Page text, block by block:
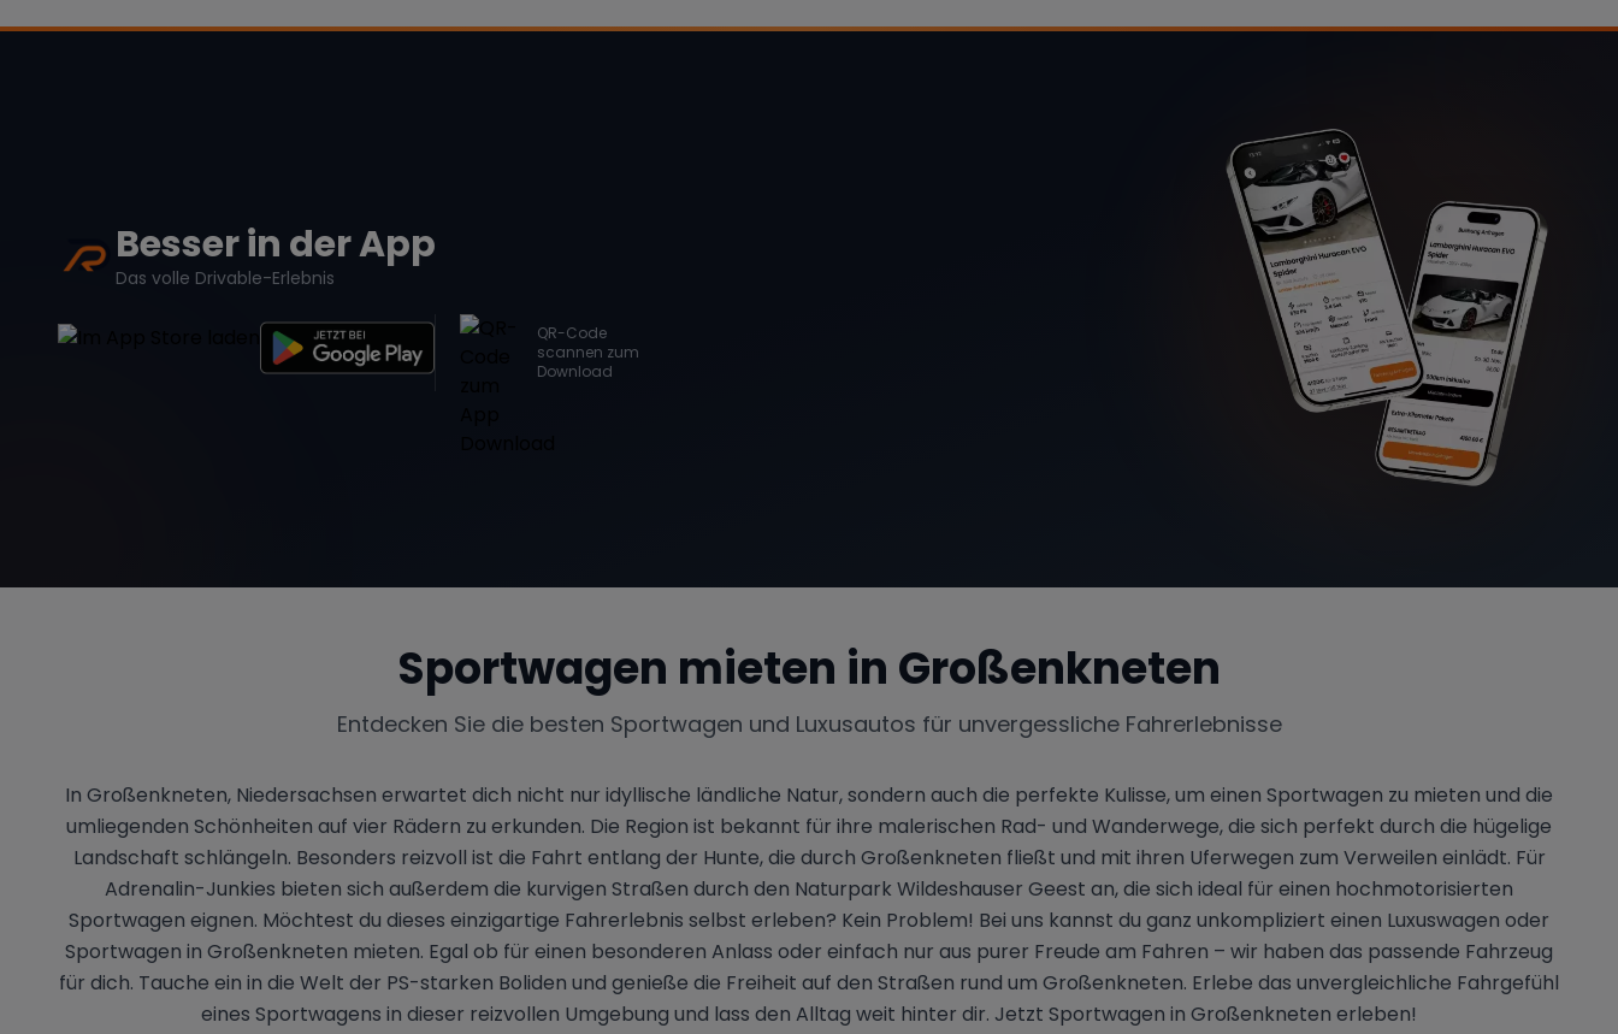
Besser in der App
Das volle Drivable-Erlebnis
QR-Code
scannen zum
Download
Sportwagen mieten in Großenkneten
Entdecken Sie die besten Sportwagen und Luxusautos für unvergessliche Fahrerlebnisse
In Großenkneten, Niedersachsen erwartet dich nicht nur idyllische ländliche Natur, sondern auch die perfekte Kulisse, um einen Sportwagen zu mieten und die
umliegenden Schönheiten auf vier Rädern zu erkunden. Die Region ist bekannt für ihre malerischen Rad- und Wanderwege, die sich perfekt durch die hügelige
Landschaft schlängeln. Besonders reizvoll ist die Fahrt entlang der Hunte, die durch Großenkneten fließt und mit ihren Uferwegen zum Verweilen einlädt. Für
Adrenalin-Junkies bieten sich außerdem die kurvigen Straßen durch den Naturpark Wildeshauser Geest an, die sich ideal für einen hochmotorisierten
Sportwagen eignen. Möchtest du dieses einzigartige Fahrerlebnis selbst erleben? Kein Problem! Bei uns kannst du ganz unkompliziert einen Luxuswagen oder
Sportwagen in Großenkneten mieten. Egal ob für einen besonderen Anlass oder einfach nur aus purer Freude am Fahren – wir haben das passende Fahrzeug
für dich. Tauche ein in die Welt der PS-starken Boliden und genieße die Freiheit auf den Straßen rund um Großenkneten. Erlebe das unvergleichliche Fahrgefühl
eines Sportwagens in dieser reizvollen Umgebung und lass den Alltag weit hinter dir. Jetzt Sportwagen in Großenkneten erleben!